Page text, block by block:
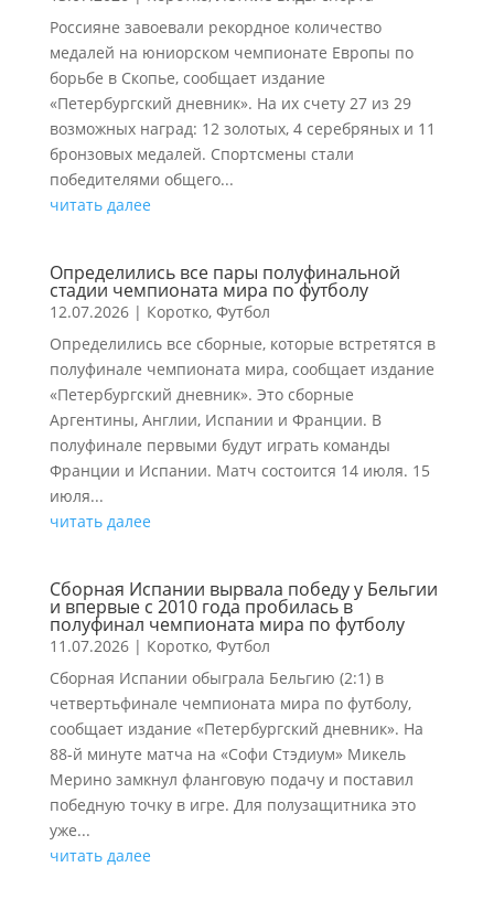
Россияне завоевали рекордное количество
медалей на юниорском чемпионате Европы по
борьбе в Скопье, сообщает издание
«Петербургский дневник». На их счету 27 из 29
возможных наград: 12 золотых, 4 серебряных и 11
бронзовых медалей. Спортсмены стали
победителями общего...
читать далее
Определились все пары полуфинальной
стадии чемпионата мира по футболу
12.07.2026| Коротко, Футбол
Определились все сборные, которые встретятся в
полуфинале чемпионата мира, сообщает издание
«Петербургский дневник». Это сборные
Аргентины, Англии, Испании и Франции. В
полуфинале первыми будут играть команды
Франции и Испании. Матч состоится 14 июля. 15
июля...
читать далее
Сборная Испании вырвала победу у Бельгии
и впервые с 2010 года пробилась в
полуфинал чемпионата мира по футболу
11.07.2026| Коротко, Футбол
Сборная Испании обыграла Бельгию (2:1) в
четвертьфинале чемпионата мира по футболу,
сообщает издание «Петербургский дневник». На
88-й минуте матча на «Софи Стэдиум» Микель
Мерино замкнул фланговую подачу и поставил
победную точку в игре. Для полузащитника это
уже...
читать далее